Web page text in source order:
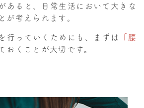
あると、日常生活において大きな
が考えられます。
行っていくためにも、まずは
「腰
おくことが大切です。